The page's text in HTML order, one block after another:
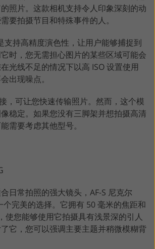
照片。这款相机支持令人印象深刻的动
要拍摄节目和特殊事件的人。
支持高精度演色性，让用户能够捕捉到
时，您无需担心图片的某些区域可能会
光线不足的情况下以高 ISO 设置使用
出现噪点。
，可让您快速传输照片。然而，这个模
稳定。如果您没有三脚架并想拍摄高清
需要考虑其他型号。
日常拍照的强大镜头，AF-S 尼克尔
完美的选择。它拥有 50 毫米的焦距和
使您能够使用它拍摄具有浅景深的引人
它，您可以强调主要主题并稍微模糊背